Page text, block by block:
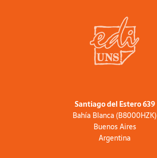
Santiago del Estero 639
Bahía Blanca (B8000HZK)
Buenos Aires
Argentina